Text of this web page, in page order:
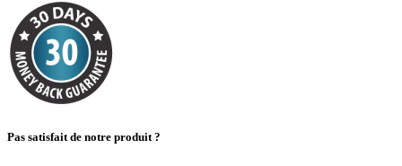
Pas satisfait de notre produit ?